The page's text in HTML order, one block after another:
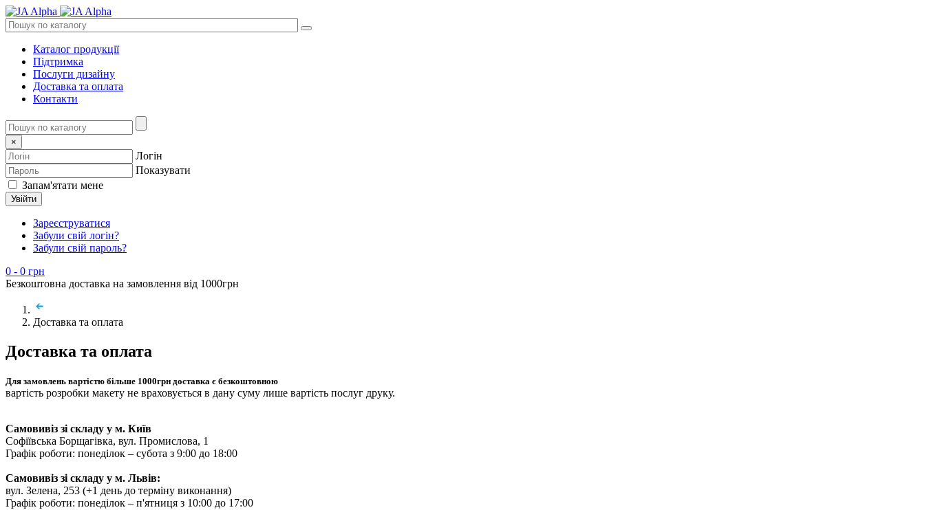
Каталог продукції
Підтримка
Послуги дизайну
Доставка та оплата
Контакти
×
Логін
Показувати
Запам'ятати мене
Увійти
Зареєструватися
Забули свій логін?
Забули свій пароль?
0 - 0 грн
Безкоштовна доставка на замовлення від 1000грн
Доставка та оплата
Доставка та оплата
Для замовлень вартістю більше 1000грн доставка є безкоштовною
вартість розробки макету не враховується в дану суму лише вартість послуг друку.
Самовивіз зі складу у м. Київ
Софіївська Борщагівка, вул. Промислова, 1
Графік роботи: понеділок – субота з 9:00 до 18:00
Самовивіз зі складу у м. Львів:
вул. Зелена, 253 (+1 день до терміну виконання)
Графік роботи: понеділок – п'ятниця з 10:00 до 17:00